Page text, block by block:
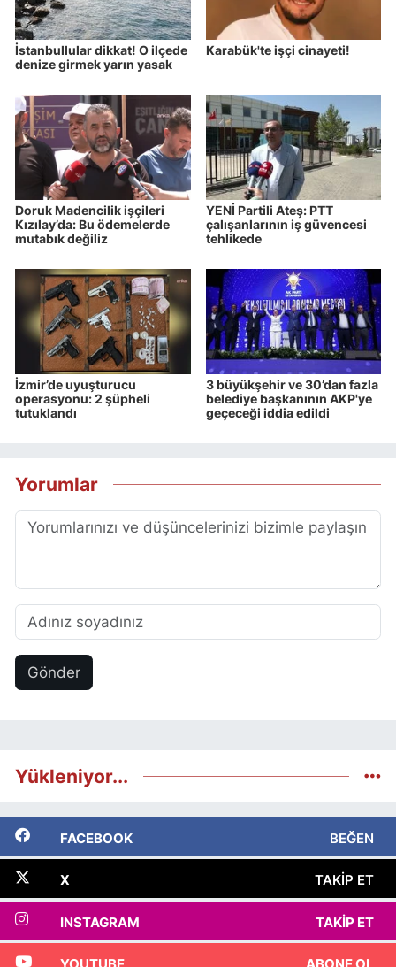
İstanbullular dikkat! O ilçede
denize girmek yarın yasak
Karabük'te işçi cinayeti!
Doruk Madencilik işçileri
Kızılay’da: Bu ödemelerde
mutabık değiliz
YENİ Partili Ateş: PTT
çalışanlarının iş güvencesi
tehlikede
İzmir’de uyuşturucu
operasyonu: 2 şüpheli
tutuklandı
3 büyükşehir ve 30’dan fazla
belediye başkanının AKP'ye
geçeceği iddia edildi
Yorumlar
Gönder
Yükleniyor...
FACEBOOK BEĞEN
X TAKIP ET
INSTAGRAM TAKIP ET